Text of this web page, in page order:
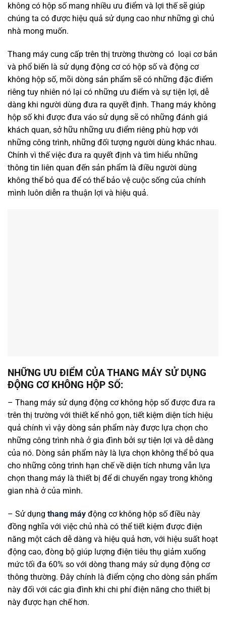
không có hộp số mang nhiều ưu điểm và lợi thế sẽ giúp
chúng ta có được hiệu quả sử dụng cao như những gì chủ
nhà mong muốn.
Thang máy cung cấp trên thị trường thường có loại cơ bản
và phổ biến là sử dụng động cơ có hộp số và động cơ
không hộp số, mõi dòng sản phẩm sẽ có những đặc điểm
riêng tuy nhiên nó lại có những ưu điểm và sự tiện lợi, dễ
dàng khi người dùng đưa ra quyết định. Thang máy không
hộp số khi được đưa váo sử dụng sẽ có những đánh giá
khách quan, sở hữu những ưu điểm riêng phù hợp với
những công trình, những đối tượng người dùng khác nhau.
Chính vì thế việc đưa ra quyết định và tìm hiểu những
thông tin liên quan đến sản phẩm là điều người dùng
không thể bỏ qua để có thể bảo vệ cuộc sống của chính
mình luôn diễn ra thuận lợi và hiệu quả.
NHỮNG ƯU ĐIỂM CỦA THANG MÁY SỬ DỤNG
ĐỘNG CƠ KHÔNG HỘP SỐ:
– Thang máy sử dụng động cơ không hộp số được đưa ra
trên thị trường với thiết kế nhỏ gọn, tiết kiệm diện tích hiệu
quả chính vì vậy dòng sản phẩm này được lựa chọn cho
những công trình nhà ở gia đình bởi sự tiện lợi và dễ dàng
của nó. Dòng sản phẩm này là lựa chọn không thể bỏ qua
cho những công trình hạn chế về diện tích nhưng vẫn lựa
chọn thang máy là thiết bị để di chuyển ngay trong không
gian nhà ở của mình.
– Sử dụng thang máy động cơ không hộp số điều này
đồng nghĩa với việc chủ nhà có thể tiết kiệm được điện
năng một cách dễ dàng và hiệu quả hơn, với hiệu suất hoạt
động cao, đòng bộ giúp lượng điện tiêu thụ giảm xuống
mức tối đa 60% so với dòng thang máy sử dụng động cơ
thông thường. Đây chính là điểm cộng cho dòng sản phẩm
này đối với các gia đình khi chi phí điện năng cho thiết bị
này được hạn chế hơn.